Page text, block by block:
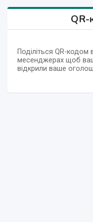
QR-
Поділіться QR-кодом
месенджерах щоб
відкрили ваше